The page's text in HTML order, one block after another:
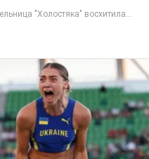
"Холостяка" восхитила...